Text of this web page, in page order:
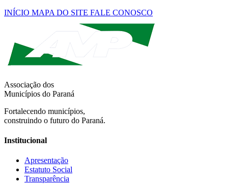
INÍCIO MAPA DO SITE FALE CONOSCO
Associação dos
Municípios do Paraná
Fortalecendo municípios,
construindo o futuro do Paraná.
Institucional
Apresentação
Estatuto Social
Transparência